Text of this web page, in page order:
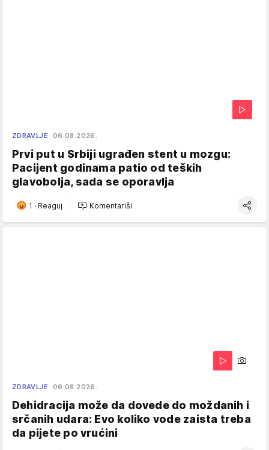
ZDRAVLJE 06.08.2026.
Prvi put u Srbiji ugrađen stent u mozgu:
Pacijent godinama patio od teških
glavobolja, sada se oporavlja
1 · Reaguj Komentariši
ZDRAVLJE 06.08.2026.
Dehidracija može da dovede do moždanih i
srčanih udara: Evo koliko vode zaista treba
da pijete po vrućini